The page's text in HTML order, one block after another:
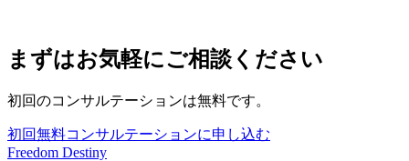
まずはお気軽にご相談ください
初回のコンサルテーションは無料です。
初回無料コンサルテーションに申し込む
Freedom Destiny